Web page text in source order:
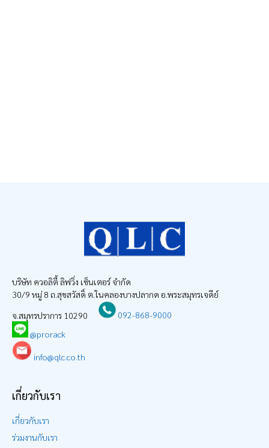
บริษัท ควอลิตี้ ลิฟวิ่ง เซ็นเตอร์ จำกัด
30/9 หมู่ 8 ถ.สุขสวัสดิ์ ต.ในคลองบางปลากด อ.พระสมุทรเจดีย์
จ.สมุทรปราการ 10290
092-868-9000
@prorack
info@qlc.co.th
เกี่ยวกับเรา
เกี่ยวกับเรา
ร่วมงานกับเรา